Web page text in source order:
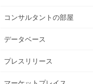
コンサルタントの部屋
データベース
プレスリリース